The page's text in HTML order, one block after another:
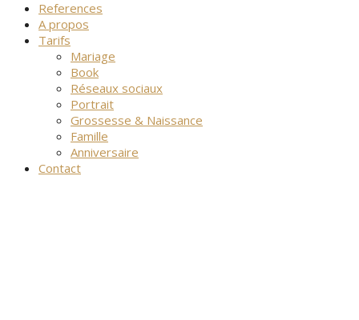
References
A propos
Tarifs
Mariage
Book
Réseaux sociaux
Portrait
Grossesse & Naissance
Famille
Anniversaire
Contact